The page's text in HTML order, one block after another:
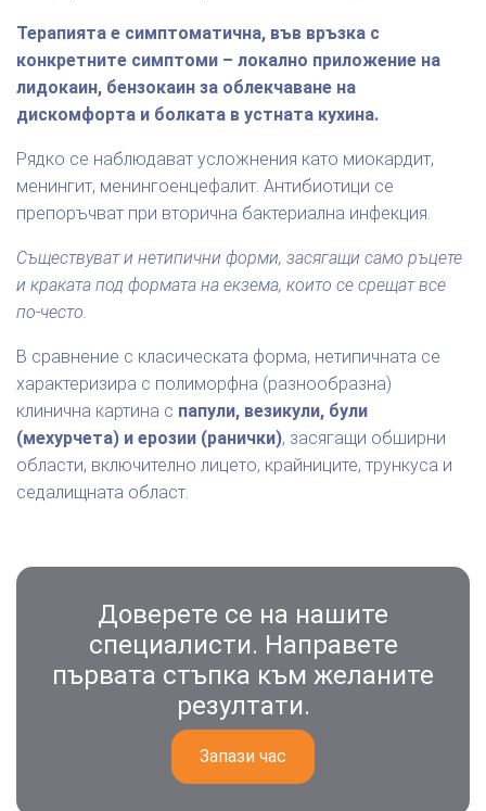
Терапията е симптоматична, във връзка с
конкретните симптоми – локално приложение на
лидокаин, бензокаин за облекчаване на
дискомфорта и болката в устната кухина.
Рядко се наблюдават усложнения като миокардит,
менингит, менингоенцефалит. Антибиотици се
препоръчват при вторична бактериална инфекция.
Съществуват и нетипични форми, засягащи само ръцете
и краката под формата на екзема, които се срещат все
по-често.
В сравнение с класическата форма, нетипичната се
характеризира с полиморфна (разнообразна)
клинична картина с папули, везикули, були
(мехурчета) и ерозии (ранички), засягащи обширни
области, включително лицето, крайниците, трункуса и
седалищната област.
Доверете се на нашите
специалисти. Направете
първата стъпка към желаните
резултати.
Запази час